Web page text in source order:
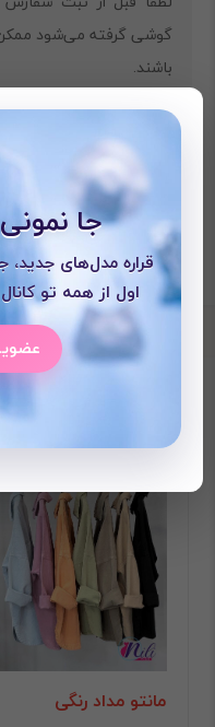
گوشی گرفته می‌شود
باشند.
محصولات
مانتو مداد رنگی
جا
قراره مدل‌های
اول از همه تو